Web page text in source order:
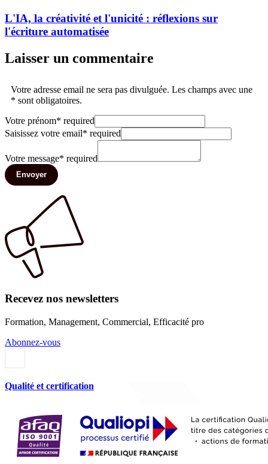
L'IA, la créativité et l'unicité : réflexions sur
l'écriture automatisée
Laisser un commentaire
Votre adresse email ne sera pas divulguée. Les champs avec une
* sont obligatoires.
Votre prénom* required
Saisissez votre email* required
Votre message* required
Envoyer
Recevez nos newsletters
Formation, Management, Commercial, Efficacité pro
Abonnez-vous
Qualité et certification